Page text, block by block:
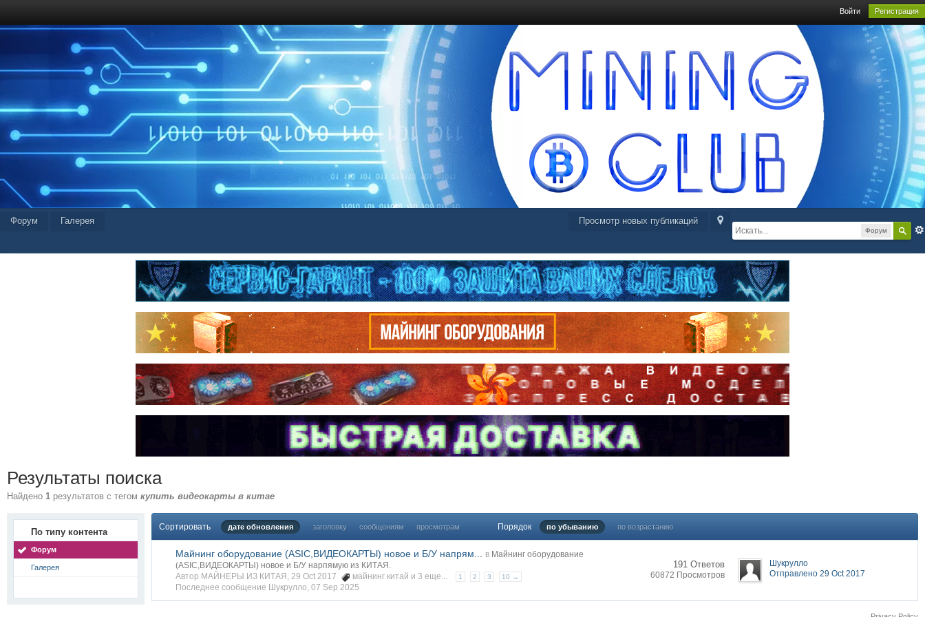
Войти Регистрация
Форум
Просмотр новых публикаций
Форум Галерея
Результаты поиска
Найдено 1 результатов с тегом купить видеокарты в китае
По типу контента
Форум
Галерея
Сортировать дате обновления заголовку сообщениям просмотрам Порядок по убыванию по возрастанию
Майнинг оборудование (ASIC,ВИДЕОКАРТЫ) новое и Б/У напрям... в Майнинг оборудование
(ASIC,ВИДЕОКАРТЫ) новое и Б/У нарпямую из КИТАЯ.
Автор МАЙНЕРЫ ИЗ КИТАЯ , 29 Oct 2017 майнинг китай и 3 еще... 1 2 3 10 →
Последнее сообщение Шукрулло, 07 Sep 2025
191 Ответов
60872 Просмотров
Шукрулло
Отправлено 29 Oct 2017